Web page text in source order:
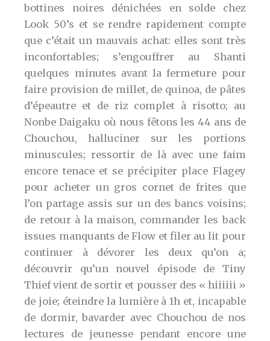
bottines noires dénichées en solde chez
Look 50’s et se rendre rapidement compte
que c’était un mauvais achat: elles sont très
inconfortables; s’engouffrer au Shanti
quelques minutes avant la fermeture pour
faire provision de millet, de quinoa, de pâtes
d’épeautre et de riz complet à risotto; au
Nonbe Daigaku où nous fêtons les 44 ans de
Chouchou, halluciner sur les portions
minuscules; ressortir de là avec une faim
encore tenace et se précipiter place Flagey
pour acheter un gros cornet de frites que
l’on partage assis sur un des bancs voisins;
de retour à la maison, commander les back
issues manquants de Flow et filer au lit pour
continuer à dévorer les deux qu’on a;
découvrir qu’un nouvel épisode de Tiny
Thief vient de sortir et pousser des « hiiiiii »
de joie; éteindre la lumière à 1h et, incapable
de dormir, bavarder avec Chouchou de nos
lectures de jeunesse pendant encore une